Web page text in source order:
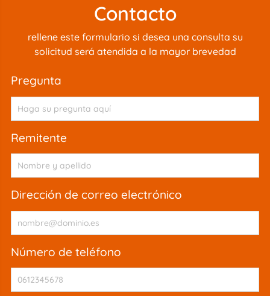
Contacto
rellene este formulario si desea una consulta su
solicitud será atendida a la mayor brevedad
pregunta
remitente
dirección de correo electrónico
número de teléfono